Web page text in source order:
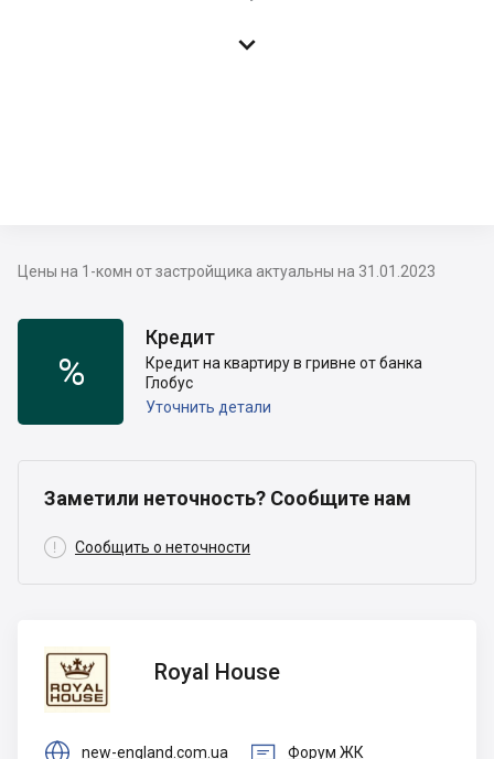

Цены на 1-комн от застройщика актуальны на 31.01.2023
%
Кредит
Кредит на квартиру в гривне от банка
Глобус
Уточнить детали
Заметили неточность? Сообщите нам
 Сообщить о неточности
Royal
House
Royal House
 new-england.com.ua  Форум ЖК